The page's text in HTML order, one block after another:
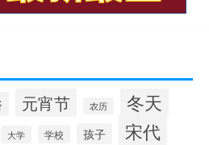
元宵节 农历 冬天
大学 学校 孩子 宋代